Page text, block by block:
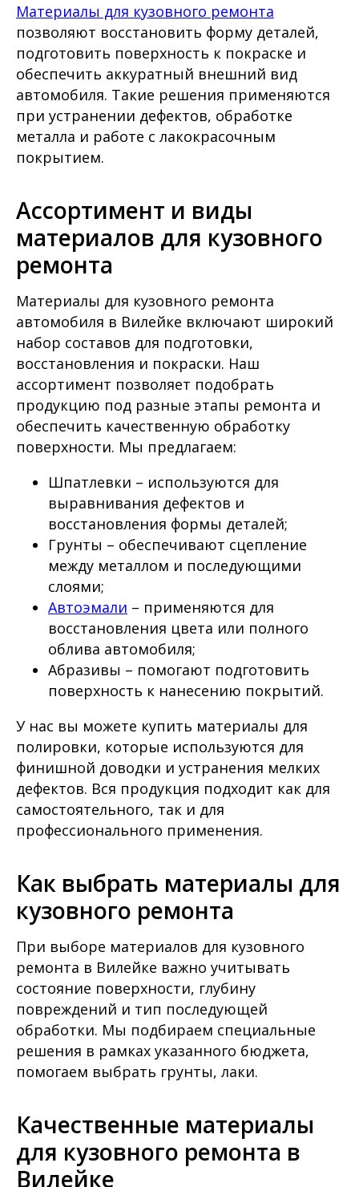
Материалы для кузовного ремонта
позволяют восстановить форму деталей,
подготовить поверхность к покраске и
обеспечить аккуратный внешний вид
автомобиля. Такие решения применяются
при устранении дефектов, обработке
металла и работе с лакокрасочным
покрытием.
Ассортимент и виды
материалов для кузовного
ремонта
Материалы для кузовного ремонта
автомобиля в Вилейке включают широкий
набор составов для подготовки,
восстановления и покраски. Наш
ассортимент позволяет подобрать
продукцию под разные этапы ремонта и
обеспечить качественную обработку
поверхности. Мы предлагаем:
Шпатлевки – используются для
выравнивания дефектов и
восстановления формы деталей;
Грунты – обеспечивают сцепление
между металлом и последующими
слоями;
Автоэмали – применяются для
восстановления цвета или полного
облива автомобиля;
Абразивы – помогают подготовить
поверхность к нанесению покрытий.
У нас вы можете купить материалы для
полировки, которые используются для
финишной доводки и устранения мелких
дефектов. Вся продукция подходит как для
самостоятельного, так и для
профессионального применения.
Как выбрать материалы для
кузовного ремонта
При выборе материалов для кузовного
ремонта в Вилейке важно учитывать
состояние поверхности, глубину
повреждений и тип последующей
обработки. Мы подбираем специальные
решения в рамках указанного бюджета,
помогаем выбрать грунты, лаки.
Качественные материалы
для кузовного ремонта в
Вилейке